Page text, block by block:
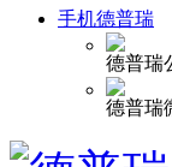
手机德普瑞
德普瑞
德普瑞